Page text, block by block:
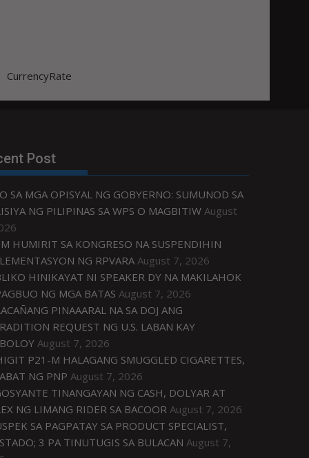
CurrencyRate
Post
SA MGA OPISYAL NG GOBYERNO: SUMUNOD SA
NG PILIPINAS SA WPS O MAGBITIW August
HUMIRIT SA KONGRESO NA SUSPENDIHIN
NG RPVARA August 7, 2026
HINIKAYAT NI SPEAKER DY NA MAKILAHOK
NG MGA BATAS August 7, 2026
PINAAARAL NA SA DOJ ANG
REQUEST NG U.S. LABAN KAY
August 7, 2026
P21-M HALAGANG SMUGGLED CIGARETTES,
NG PNP August 7, 2026
TINANGAYAN NG CASH, DOLYAR AT
NG LIMANG RIDER SA BACOOR August 7, 2026
SA PAGPATAY SA PRODUCT SPECIALIST,
3 PA TINUTUGIS SA BULACAN August 7,